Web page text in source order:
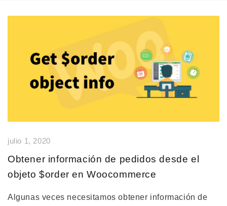
julio 1, 2020
Obtener información de pedidos desde el
objeto $order en Woocommerce
Algunas veces necesitamos obtener información de